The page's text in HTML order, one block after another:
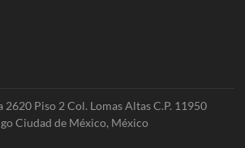
2620 Piso 2 Col. Lomas Altas C.P. 11950
Ciudad de México, México